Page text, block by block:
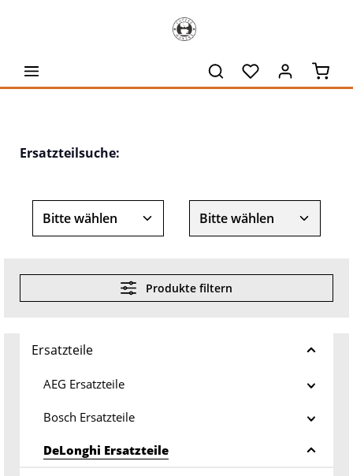
Ersatzteilsuche:
Produkte filtern
Ersatzteile
AEG Ersatzteile
Bosch Ersatzteile
DeLonghi Ersatzteile